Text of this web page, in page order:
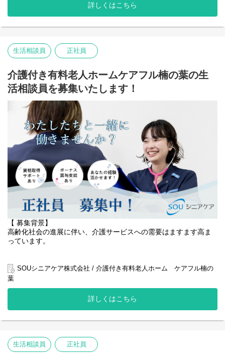
ご利用者様が 安心して椅子に座り、快適に過ごせる居場所 を提供
するため、
きめ細やかなサポートと信頼関係の構築が大切です。
ス提供に貢献してください。
いただくことを期待しています！
【具体的な仕事内容】
・通所介護計画（ケアプラン）の作成・実施・モニタリング
・ご家族との連絡調整・面談実施
・介護スタッフとの連携・情報共有
・利用開始・終了に関する手続き業務
・デイサービス内イベント・レクリエーションの企画・運営
・行政機関・医療機関との連絡調整
私たちは、ご利用者様一人ひとりの生活を支え、ご家族にも安心
していただけるよう、
椅子に座って過ごす時間を大切にしながら、きめ細やかなケアと
今回、ご利用者様の増加とサービス向上のため、【生活相談員】
生活相談員は、ご利用者様やご家族との架け橋となり、信頼関係
を築きながら、
安心できる「居場所」と「暮らし」を支える大切な役割を担って
いただきます。
・ご利用者様・ご家族との相談対応やサポート
・スタッフとの連携によるサービス品質の向上
・地域社会に貢献できるやりがいある仕事
私たちは、従業員が安心して長く働ける環境づくりにも力を入れ
ており、 研修制度や資格取得支援を通じて成長を応援していま
す！
【役割】
生活相談員として、ご利用者様やご家族の相談窓口を担当してい
ただきます！
・ご利用者様の状況を把握し、ニーズに合った通所サービス計画
作成
・ご家族との面談・相談対応
・レクリエーション企画・運営
・利用開始・終了に関する手続き対応
きめ細やかなサポートと信頼関係の構築が大切です。
また、介護スタッフと協力し、チーム全体で質の高いデイサービ
将来的には、地域に根差した事業運営の中核メンバーとして活躍
詳しくはこちら
生活相談員 正社員
介護付き有料老人ホームケアフル楠の葉の生
活相談員を募集いたします！
【 募集背景】
高齢化社会の進展に伴い、介護サービスへの需要はますます高ま
っています。
増加しており、より質の高いサービス提供体制の構築が急務とな
っています。
るよう、きめ細やかなケアを心がけています。
今回、入居者様の増加とサービス向上のため、生活相談員を新た
より質の高い介護サービス提供を目指し、組織体制の強化と地域
社会への貢献を重視し、更なる事業拡大を推進しています。
SOUシニアケア株式会社 / 介護付き有料老人ホーム ケアフル楠の
葉
詳しくはこちら
生活相談員 正社員